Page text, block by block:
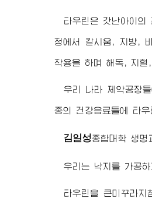
타우린은 갓난아이
정에서 칼시움, 지방,
작용을 하며 해독, 지혈
우리 나라 제약공장
종의 건강음료들에 타
김일성종합대학 생명
우리는 낙지를 가공
타우린을 큰미꾸라